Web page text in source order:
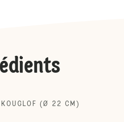
KOUGLOF (Ø 22 CM)